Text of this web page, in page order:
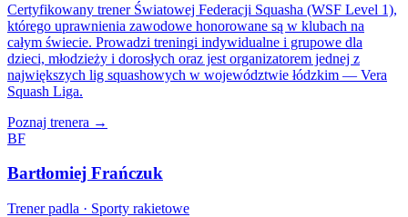
Certyfikowany trener Światowej Federacji Squasha (WSF Level 1),
którego uprawnienia zawodowe honorowane są w klubach na
całym świecie. Prowadzi treningi indywidualne i grupowe dla
dzieci, młodzieży i dorosłych oraz jest organizatorem jednej z
największych lig squashowych w województwie łódzkim — Vera
Squash Liga.
Poznaj trenera →
BF
Bartłomiej Frańczuk
Trener padla · Sporty rakietowe